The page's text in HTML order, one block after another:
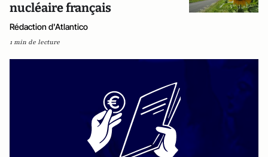
nucléaire français
Rédaction d'Atlantico
1 min de lecture